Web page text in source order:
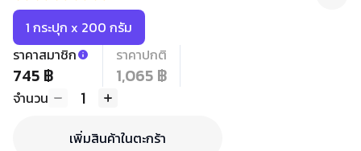
1 กระปุก x 200 กรัม
ราคาสมาชิก
745 ฿
ราคาปกติ
1,065 ฿
จำนวน 1
เพิ่มสินค้าในตะกร้า